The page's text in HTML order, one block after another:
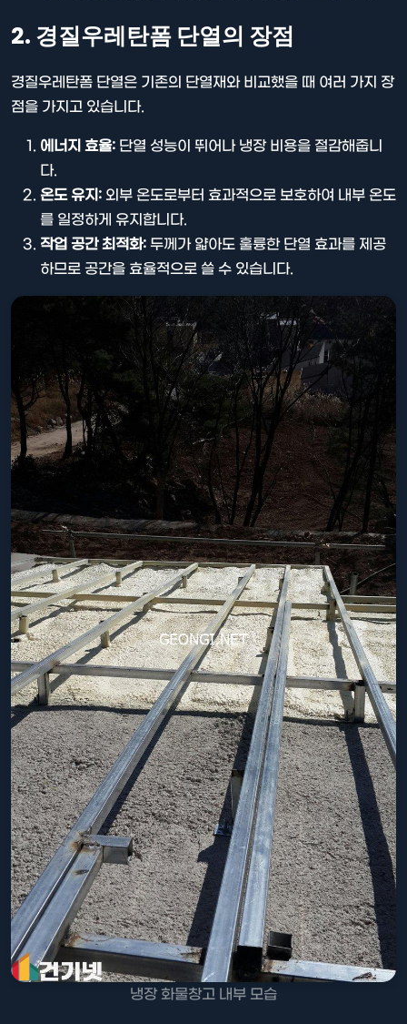
2. 경질우레탄폼 단열의 장점
경질우레탄폼 단열은 기존의 단열재와 비교했을 때 여러 가지 장
점을 가지고 있습니다.
에너지 효율: 단열 성능이 뛰어나 냉장 비용을 절감해줍니
다.
온도 유지: 외부 온도로부터 효과적으로 보호하여 내부 온도
를 일정하게 유지합니다.
작업 공간 최적화: 두께가 얇아도 훌륭한 단열 효과를 제공
하므로 공간을 효율적으로 쓸 수 있습니다.
냉장 화물창고 내부 모습